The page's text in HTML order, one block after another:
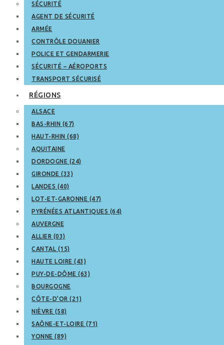
SÉCURITÉ
AGENT DE SÉCURITÉ
ARMÉE
CONTRÔLE DOUANIER
POLICE ET GENDARMERIE
SÉCURITÉ – AÉROPORTS
TRANSPORT SÉCURISÉ
RÉGIONS
ALSACE
BAS-RHIN (67)
HAUT-RHIN (68)
AQUITAINE
DORDOGNE (24)
GIRONDE (33)
LANDES (40)
LOT-ET-GARONNE (47)
PYRÉNÉES ATLANTIQUES (64)
AUVERGNE
ALLIER (03)
CANTAL (15)
HAUTE LOIRE (43)
PUY-DE-DÔME (63)
BOURGOGNE
CÔTE-D’OR (21)
NIÈVRE (58)
SAÔNE-ET-LOIRE (71)
YONNE (89)